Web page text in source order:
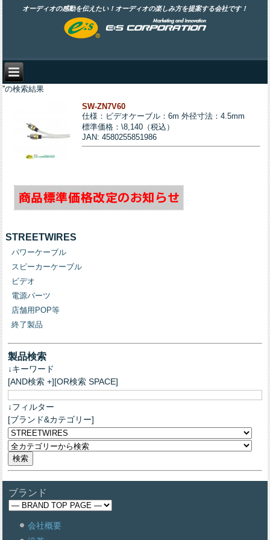
オーディオの感動を伝えたい！オーディオの楽しみ方を提案する会社です！
''の検索結果
SW-ZN7V60
仕様：ビデオケーブル：6m 外径寸法：4.5mm
標準価格：\8,140（税込）
JAN: 4580255851986
STREETWIRES
パワーケーブル
スピーカーケーブル
ビデオ
電源パーツ
店舗用POP等
終了製品
製品検索
↓キーワード
[AND検索 +][OR検索 SPACE]
↓フィルター
[ブランド&カテゴリー]
ブランド
会社概要